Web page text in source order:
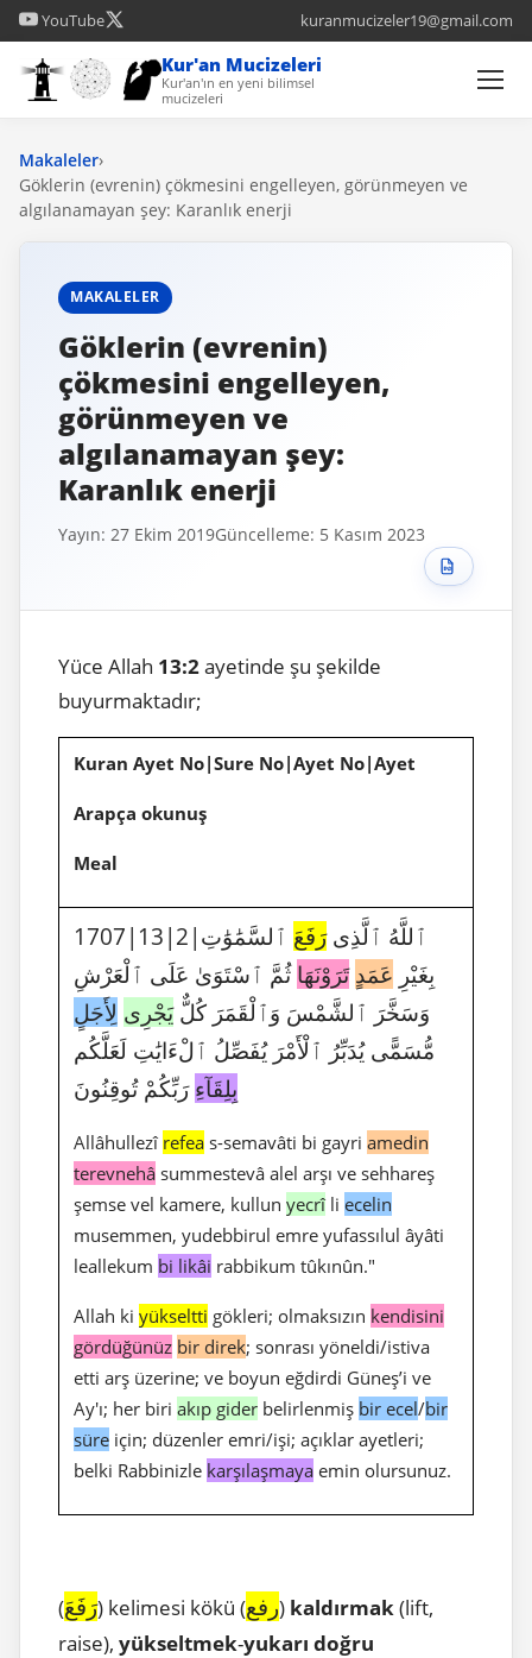
YouTube kuranmucizeler19@gmail.com
Kur'an Mucizeleri
Kur'an'ın en yeni bilimsel
mucizeleri
Makaleler›
Göklerin (evrenin) çökmesini engelleyen, görünmeyen ve
algılanamayan şey: Karanlık enerji
MAKALELER
Göklerin (evrenin)
çökmesini engelleyen,
görünmeyen ve
algılanamayan şey:
Karanlık enerji
Yayın: 27 Ekim 2019Güncelleme: 5 Kasım 2023
Yüce Allah 13:2ayetinde şu şekilde
buyurmaktadır;
Kuran Ayet No|Sure No|Ayet No|Ayet
Arapça okunuş
Meal
1707|13|2|ٱللَّهُ ٱلَّذِىرَفَعَ ٱلسَّمَٰوَٰتِ
بِغَيْرِ عَمَدٍ تَرَوْنَهَا ثُمَّ ٱسْتَوَىٰ عَلَى ٱلْعَرْشِ
وَسَخَّرَ ٱلشَّمْسَ وَٱلْقَمَرَ كُلٌّيَجْرِى لِأَجَلٍ
مُّسَمًّى يُدَبِّرُ ٱلْأَمْرَ يُفَصِّلُ ٱلْءَايَٰتِ لَعَلَّكُم
بِلِقَآءِ رَبِّكُمْ تُوقِنُونَ
Allâhullezî refea s-semavâti bi gayri amedin
terevnehâ summestevâ alel arşı ve sehhareş
şemse vel kamere, kullun yecrîli ecelin
musemmen, yudebbirul emre yufassılul âyâti
leallekum bi likâi rabbikum tûkınûn."
Allah ki yükseltti gökleri; olmaksızın kendisini
gördüğünüz bir direk; sonrası yöneldi/istiva
etti arş üzerine; ve boyun eğdirdi Güneş’i ve
Ay'ı; her biri akıp gider belirlenmiş bir ecel/bir
süre için; düzenler emri/işi; açıklar ayetleri;
belki Rabbinizle karşılaşmaya emin olursunuz.
(رَفَعَ) kelimesi kökü (رفع) kaldırmak(lift,
raise), yükseltmek-yukarı doğru